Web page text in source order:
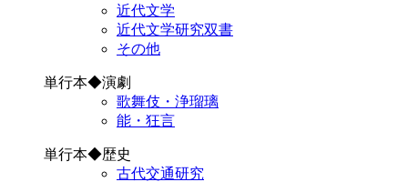
近代文学
近代文学研究双書
その他
単行本◆演劇
歌舞伎・浄瑠璃
能・狂言
単行本◆歴史
古代交通研究